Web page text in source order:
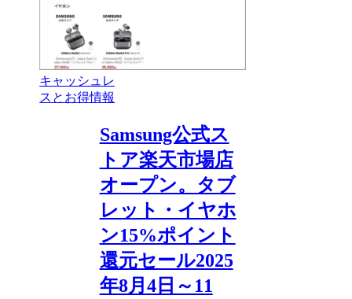
キャッシュレ
スとお得情報
Samsung公式ス
トア楽天市場店
オープン。タブ
レット・イヤホ
ン15%ポイント
還元セール2025
年8月4日～11